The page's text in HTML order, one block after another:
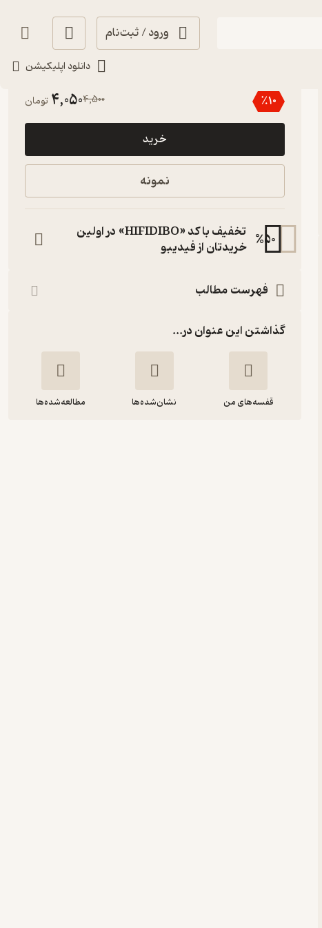
ورود / ثبت‌نام
دانلود اپلیکیشن
٪10
4,500
4,050 تومان
خرید
نمونه
%50
تخفیف با کد «HIFIDIBO» در اولین
خریدتان از فیدیبو
فهرست مطالب
گذاشتن این عنوان در...
قفسه‌های من نشان‌شده‌ها مطالعه‌شده‌ها